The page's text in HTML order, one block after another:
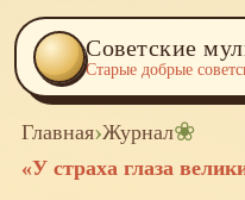
Советские
Старые добрые
Главная›Журнал❀
«У страха глаза